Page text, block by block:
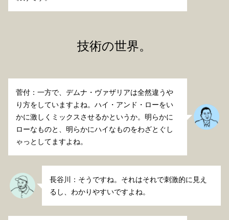
技術の世界。
菅付：一方で、デムナ・ヴァザリアは全然違うや
り方をしていますよね。ハイ・アンド・ローをい
かに激しくミックスさせるかというか。明らかに
ローなものと、明らかにハイなものをわざとぐし
ゃっとしてますよね。
長谷川：そうですね。それはそれで刺激的に見え
るし、わかりやすいですよね。